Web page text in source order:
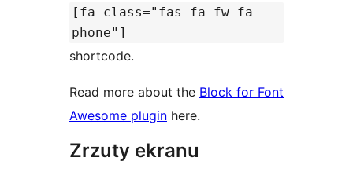
[fa class="fas fa-fw fa-
phone"]
shortcode.
Read more about the Block for Font
Awesome plugin here.
Zrzuty ekranu